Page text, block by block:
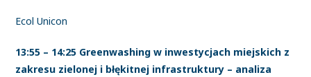
Ecol Unicon
13:55 – 14:25 Greenwashing w inwestycjach miejskich z
zakresu zielonej i błękitnej infrastruktury – analiza